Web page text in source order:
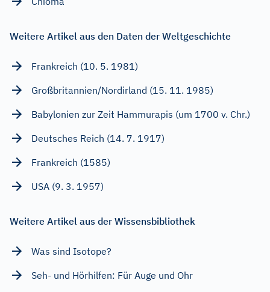
Weitere Artikel aus den Daten der Weltgeschichte
Frankreich (10. 5. 1981)
Großbritannien/Nordirland (15. 11. 1985)
Babylonien zur Zeit Hammurapis (um 1700 v. Chr.)
Deutsches Reich (14. 7. 1917)
Frankreich (1585)
USA (9. 3. 1957)
Weitere Artikel aus der Wissensbibliothek
Was sind Isotope?
Seh- und Hörhilfen: Für Auge und Ohr